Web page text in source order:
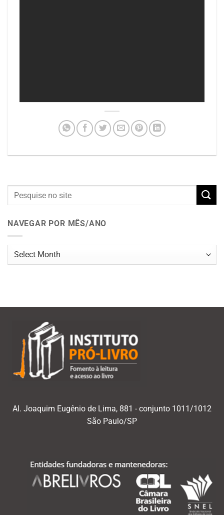
NAVEGAR POR MÊS/ANO
Navegar
Al. Joaquim Eugênio de Lima, 881 - conjunto 1011/1012
São Paulo/SP